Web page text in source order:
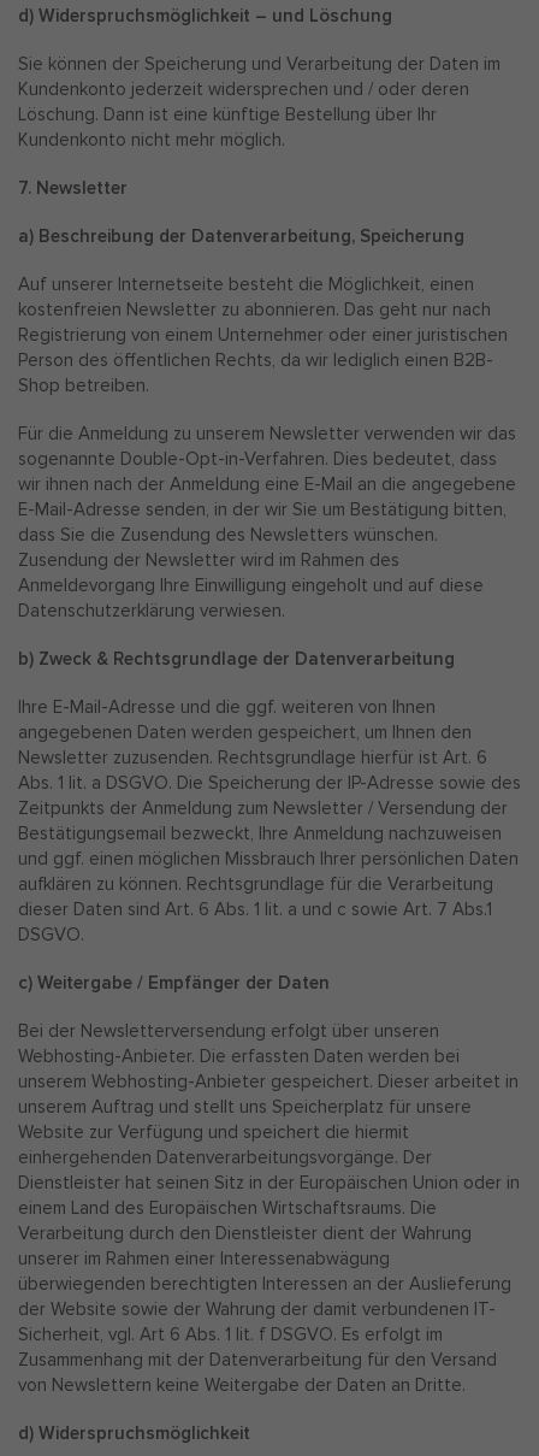
d) Widerspruchsmöglichkeit – und Löschung
Sie können der Speicherung und Verarbeitung der Daten im
Kundenkonto jederzeit widersprechen und / oder deren
Löschung. Dann ist eine künftige Bestellung über Ihr
Kundenkonto nicht mehr möglich.
7. Newsletter
a) Beschreibung der Datenverarbeitung, Speicherung
Auf unserer Internetseite besteht die Möglichkeit, einen
kostenfreien Newsletter zu abonnieren. Das geht nur nach
Registrierung von einem Unternehmer oder einer juristischen
Person des öffentlichen Rechts, da wir lediglich einen B2B-
Shop betreiben.
Für die Anmeldung zu unserem Newsletter verwenden wir das
sogenannte Double-Opt-in-Verfahren. Dies bedeutet, dass
wir ihnen nach der Anmeldung eine E-Mail an die angegebene
E-Mail-Adresse senden, in der wir Sie um Bestätigung bitten,
dass Sie die Zusendung des Newsletters wünschen.
Zusendung der Newsletter wird im Rahmen des
Anmeldevorgang Ihre Einwilligung eingeholt und auf diese
Datenschutzerklärung verwiesen.
b) Zweck & Rechtsgrundlage der Datenverarbeitung
Ihre E-Mail-Adresse und die ggf. weiteren von Ihnen
angegebenen Daten werden gespeichert, um Ihnen den
Newsletter zuzusenden. Rechtsgrundlage hierfür ist Art. 6
Abs. 1 lit. a DSGVO. Die Speicherung der IP-Adresse sowie des
Zeitpunkts der Anmeldung zum Newsletter / Versendung der
Bestätigungsemail bezweckt, Ihre Anmeldung nachzuweisen
und ggf. einen möglichen Missbrauch Ihrer persönlichen Daten
aufklären zu können. Rechtsgrundlage für die Verarbeitung
dieser Daten sind Art. 6 Abs. 1 lit. a und c sowie Art. 7 Abs.1
DSGVO.
c) Weitergabe / Empfänger der Daten
Bei der Newsletterversendung erfolgt über unseren
Webhosting-Anbieter. Die erfassten Daten werden bei
unserem Webhosting-Anbieter gespeichert. Dieser arbeitet in
unserem Auftrag und stellt uns Speicherplatz für unsere
Website zur Verfügung und speichert die hiermit
einhergehenden Datenverarbeitungsvorgänge. Der
Dienstleister hat seinen Sitz in der Europäischen Union oder in
einem Land des Europäischen Wirtschaftsraums. Die
Verarbeitung durch den Dienstleister dient der Wahrung
unserer im Rahmen einer Interessenabwägung
überwiegenden berechtigten Interessen an der Auslieferung
der Website sowie der Wahrung der damit verbundenen IT-
Sicherheit, vgl. Art 6 Abs. 1 lit. f DSGVO. Es erfolgt im
Zusammenhang mit der Datenverarbeitung für den Versand
von Newslettern keine Weitergabe der Daten an Dritte.
d) Widerspruchsmöglichkeit